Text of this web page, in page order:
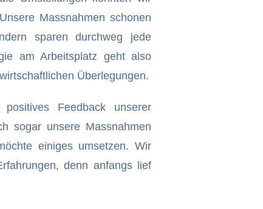
Massnahmen schonen
sparen durchweg jede
am Arbeitsplatz geht also
Überlegungen.
Feedback unserer
sogar unsere Massnahmen
einiges umsetzen. Wir
denn anfangs lief